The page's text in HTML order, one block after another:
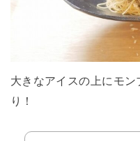
大きなアイスの上にモ
り！